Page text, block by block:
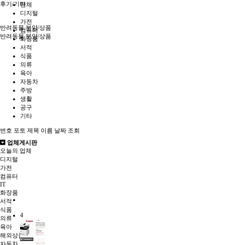
후기/기타
반려동물 분양/상품
반려동물 분양/상품
업체게시판
오늘의 업체
디지털
가전
컴퓨터
IT
화장품
서적
식품
의류
육아
해외상품구매
전체
디지털
가전
컴퓨터
화장품
서적
식품
의류
육아
자동차
주방
생활
공구
기타
번호 포토 제목 이름 날짜 조회
4